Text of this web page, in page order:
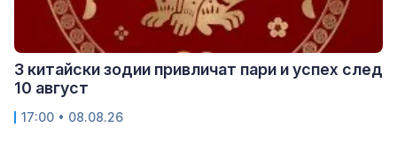
3 китайски зодии привличат пари и успех след
10 август
17:00 • 08.08.26